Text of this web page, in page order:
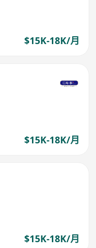
$15K-18K/月
$15K-18K/月
$15K-18K/月